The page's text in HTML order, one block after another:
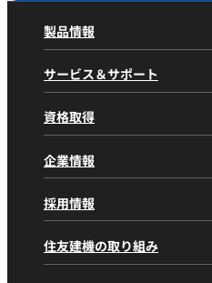
製品情報
製品情報トップページ
製品カテゴリから探す
油圧ショベル 標準機
油圧ショベル 小旋回
林業機械
金属リサイクル機械
解体処理機
道路機械
工事分野から探す
サービス＆サポート
サービス＆サポート
アフターサービスの取
住友の取り組み
部品供給体制
デジタル活用のご案内
SCSPort＠l
G@Nav
資格取得
資格取得
千葉教習センター
愛知教習センター
大阪教習センター
企業情報
企業情報
パーパス／ミッショ
経営理念
トップメッセージ
採用情報
採用情報トップページ
住友建機株式会社
住友建機の取り組み